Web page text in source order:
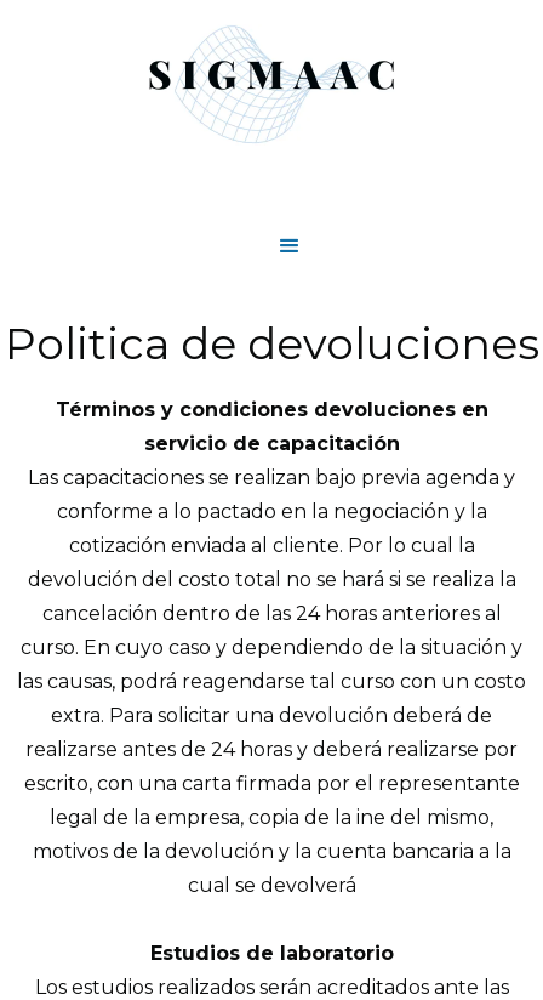
Politica de devoluciones
Términos y condiciones devoluciones en
servicio de capacitación
Las capacitaciones se realizan bajo previa agenda y
conforme a lo pactado en la negociación y la
cotización enviada al cliente. Por lo cual la
devolución del costo total no se hará si se realiza la
cancelación dentro de las 24 horas anteriores al
curso. En cuyo caso y dependiendo de la situación y
las causas, podrá reagendarse tal curso con un costo
extra. Para solicitar una devolución deberá de
realizarse antes de 24 horas y deberá realizarse por
escrito, con una carta firmada por el representante
legal de la empresa, copia de la ine del mismo,
motivos de la devolución y la cuenta bancaria a la
cual se devolverá
Estudios de laboratorio
Los estudios realizados serán acreditados ante las